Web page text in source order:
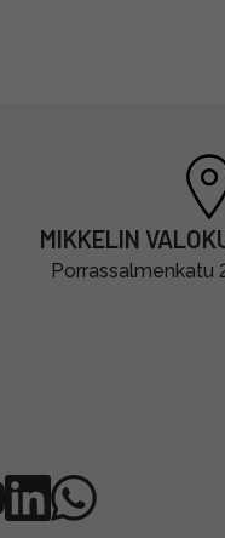
MIKKELIN
Porrassalmenkatu